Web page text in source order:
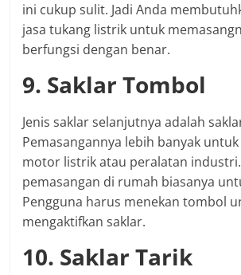
ini cukup sulit. Jadi Anda
jasa tukang listrik untuk
berfungsi dengan benar.
9. Saklar Tombol
Jenis saklar selanjutnya adalah
Pemasangannya lebih banyak
motor listrik atau peralatan
pemasangan di rumah biasanya
Pengguna harus menekan tombol
mengaktifkan saklar.
10. Saklar Tarik